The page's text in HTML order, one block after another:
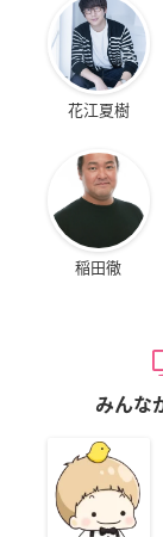
花江夏樹
稲田徹
みんな